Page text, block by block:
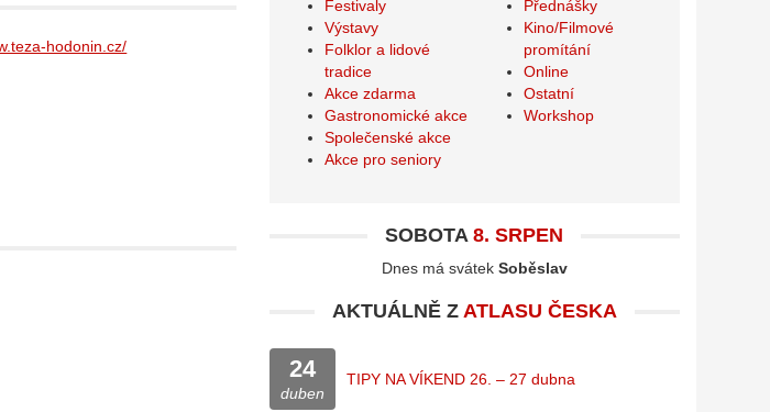
hodonin.cz/
Festivaly
Výstavy
Folklor a lidové
tradice
Akce zdarma
Gastronomické akce
Společenské akce
Akce pro seniory
Přednášky
Kino/Filmové
promítání
Online
Ostatní
Workshop
SOBOTA8. SRPEN
Dnes má svátek Soběslav
AKTUÁLNĚ Z ATLASU ČESKA
24
duben
TIPY NA VÍKEND 26. – 27 dubna